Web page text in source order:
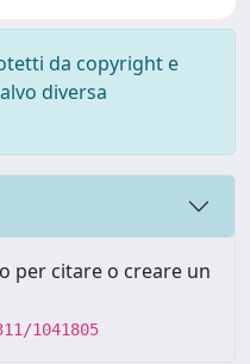
da copyright e
diversa
per citare o creare un
1041805